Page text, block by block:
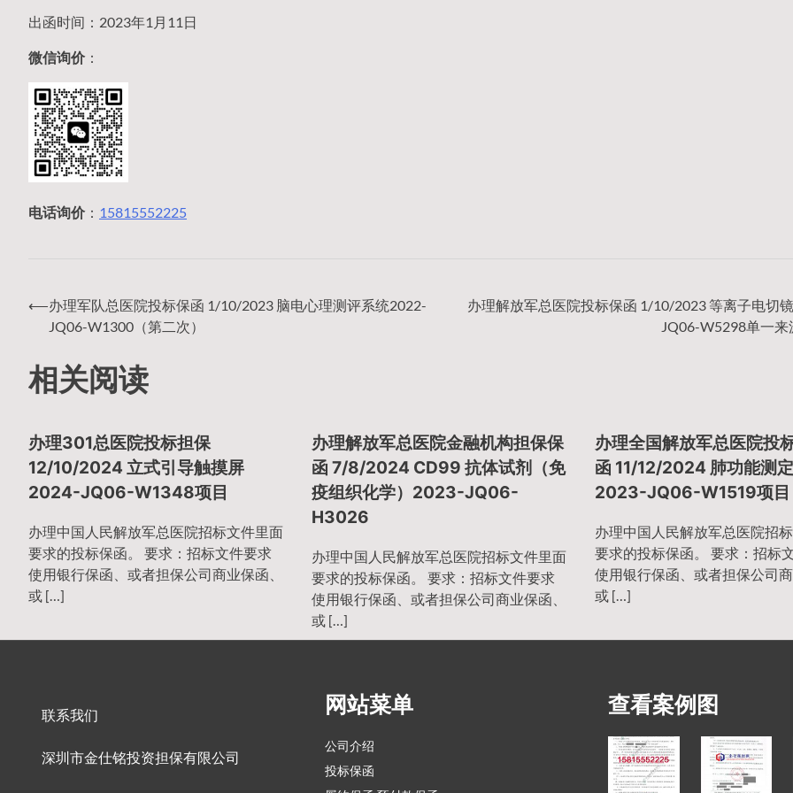
出函时间：2023年1月11日
微信询价：
电话询价： 15815552225
文
章
导
航
⟵办理军队总医院投标保函 1/10/2023 脑电心理测评系统2022-
JQ06-W1300（第二次）
办理解放军总医院投标保函 1/10/2023 等离子电切
JQ06-W5298单一来
相关阅读
办理301总医院投标担保
12/10/2024 立式引导触摸屏
2024-JQ06-W1348项目
办理中国人民解放军总医院招标文件里面
要求的投标保函。 要求：招标文件要求
使用银行保函、或者担保公司商业保函、
或 […]
办理解放军总医院金融机构担保保
函 7/8/2024 CD99 抗体试剂（免
疫组织化学）2023-JQ06-
H3026
办理中国人民解放军总医院招标文件里面
要求的投标保函。 要求：招标文件要求
使用银行保函、或者担保公司商业保函、
或 […]
办理全国解放军总医院投
函 11/12/2024 肺功能测
2023-JQ06-W1519项目
办理中国人民解放军总医院招
要求的投标保函。 要求：招标
使用银行保函、或者担保公司商
或 […]
联系我们
深圳市金仕铭投资担保有限公司
网站菜单
公司介绍
投标保函
查看案例图